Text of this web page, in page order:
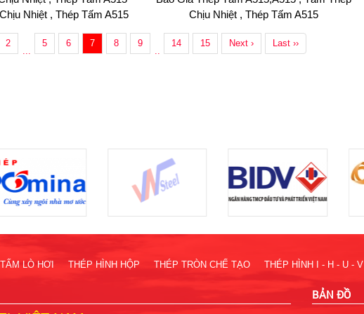
Nhiệt , Thép Tấm A515
Chịu Nhiệt , Thép Tấm A515
2
...
5 6 7 8 9
..
14 15 Next › Last ››
LÒ HƠI THÉP HÌNH HỘP THÉP TRÒN CHẾ TẠO THÉP HÌNH I - H - U - V
BẢN ĐỒ